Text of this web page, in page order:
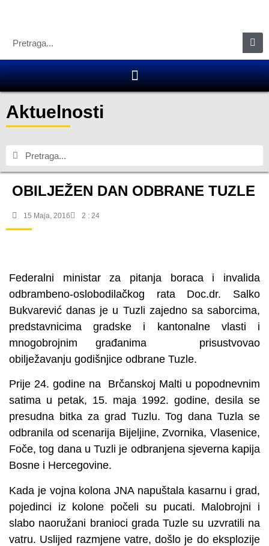
Aktuelnosti
OBILJEŽEN DAN ODBRANE TUZLE
15 Maja, 2016 2 : 24
Federalni ministar za pitanja boraca i invalida
odbrambeno-oslobodilačkog rata Doc.dr. Salko
Bukvarević danas je u Tuzli zajedno sa saborcima,
predstavnicima gradske i kantonalne vlasti i
mnogobrojnim građanima prisustvovao
obilježavanju godišnjice odbrane Tuzle.
Prije 24. godine na Brčanskoj Malti u popodnevnim
satima u petak, 15. maja 1992. godine, desila se
presudna bitka za grad Tuzlu. Tog dana Tuzla se
odbranila od scenarija Bijeljine, Zvornika, Vlasenice,
Foče, tog dana u Tuzli je odbranjena sjeverna kapija
Bosne i Hercegovine.
Kada je vojna kolona JNA napuštala kasarnu i grad,
pojedinci iz kolone počeli su pucati. Malobrojni i
slabo naoružani branioci grada Tuzle su uzvratili na
vatru. Uslijed razmjene vatre, došlo je do eksplozije